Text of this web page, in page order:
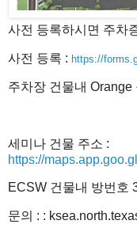
사전 등록하시면 주차
사전 등록 : https://
주차장 건물내 Orange
세미나 건 물 주소 :
https://
ECSW 건물내 방번호
문의 : :